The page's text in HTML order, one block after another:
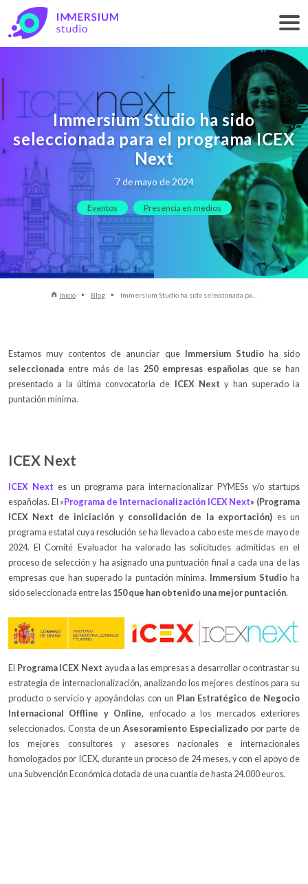
Immersium Studio ha sido
seleccionada para el programa ICEX
Next
7 de mayo de 2024
Eventos Presencia en medios
Inicio Blog Immersium Studio ha sido seleccionada pa...
Estamos muy contentos de anunciar que Immersium Studioha sido
seleccionadaentre más de las 250 empresas españolasque se han
presentado a la última convocatoria de ICEX Next y han superado la
puntación mínima.
ICEX Next
ICEX Next es un programa para internacionalizar PYMESs y/o startups
españolas. El «Programa de Internacionalización ICEX Next» (Programa
ICEX Next de iniciación y consolidación de la exportación) es un
programa estatal cuya resolución se ha llevado a cabo este mes de mayo de
2024. El Comité Evaluador ha valorado las solicitudes admitidas en el
proceso de selección y ha asignado una puntuación final a cada una de las
empresas que han superado la puntación mínima. Immersium Studioha
sido seleccionada entre las150 que han obtenido una mejor puntación.
El Programa ICEX Next ayuda a las empresas a desarrollar o contrastar su
estrategia de internacionalización, analizando los mejores destinos para su
producto o servicio y apoyándolas con un Plan Estratégico de Negocio
Internacional Offline y Online, enfocado a los mercados exteriores
seleccionados. Consta de un Asesoramiento Especializadopor parte de
los mejores consultores y asesores nacionales e internacionales
homologados por ICEX, durante un proceso de 24 meses, y con el apoyo de
una Subvención Económica dotada de una cuantía de hasta 24.000 euros.